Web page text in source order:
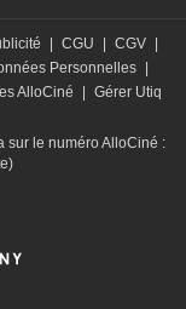
CGU CGV
Personnelles
AlloCiné
Gérer Utiq
sur le numéro AlloCiné :